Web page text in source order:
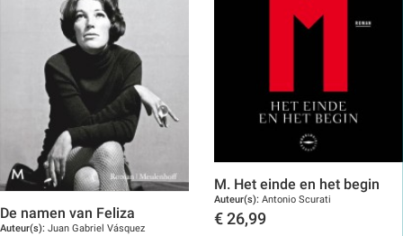
De namen van Feliza
Auteur(s): Juan Gabriel Vásquez
M. Het einde en het begin
Auteur(s): Antonio Scurati
€ 26,99